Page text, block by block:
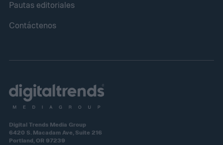
Pautas editoriales
Contáctenos
Digital Trends Media Group
6420 S. Macadam Ave, Suite 216
Portland, OR 97239